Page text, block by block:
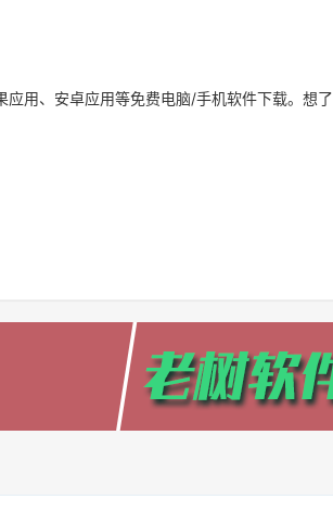
用、安卓应用等免费电脑/手机软件下载。想了